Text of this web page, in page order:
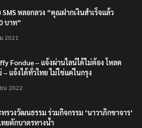
SMS หลอกลวง “คุณฝากเงินสำเร็จแล้ว
บาท”
2021
Fondue – แจ้งผ่านไลน์ได้ไม่ต้อง โหลด
– แจ้งได้ทั่วไทย ไม่ใช่แค่ในกรุง
น 2022
รวงวัฒนธรรม ร่วมกิจกรรม ‘นาวาภิกขาจาร’
ยตักบาตรทางน้ำ